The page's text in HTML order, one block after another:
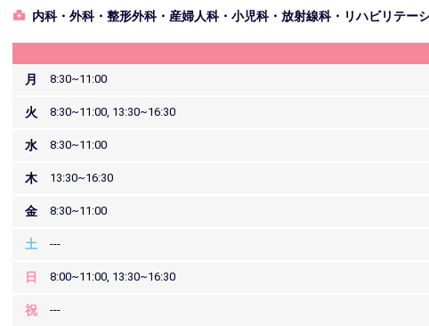
内科・外科・整形外科・産婦人科・小児科・放射線科・リハビリテ
月 8:30~11:00
火 8:30~11:00, 13:30~16:30
水 8:30~11:00
木 13:30~16:30
金 8:30~11:00
土 ---
日 8:00~11:00, 13:30~16:30
祝 ---